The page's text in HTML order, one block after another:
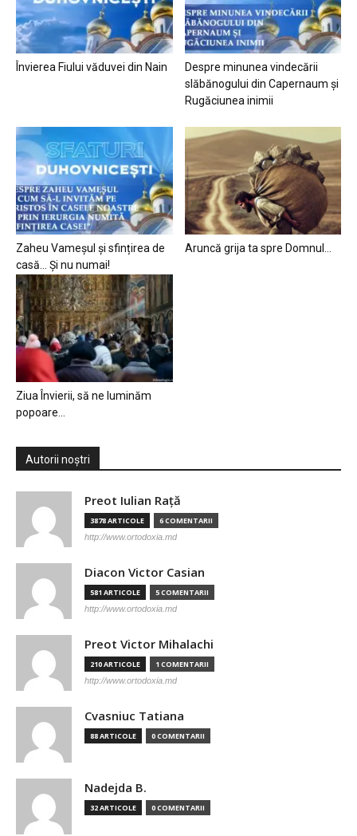
Învierea Fiului văduvei din Nain
Despre minunea vindecării
slăbănogului din Capernaum și
Rugăciunea inimii
Zaheu Vameșul și sfințirea de
casă… Și nu numai!
Aruncă grija ta spre Domnul…
Ziua Învierii, să ne luminăm
popoare…
Autorii noștri
Preot Iulian Raţă
3878 ARTICOLE 6 COMENTARII
http://www.ortodoxia.md
Diacon Victor Casian
581 ARTICOLE 5 COMENTARII
http://www.ortodoxia.md
Preot Victor Mihalachi
210 ARTICOLE 1 COMENTARII
http://www.ortodoxia.md
Cvasniuc Tatiana
88 ARTICOLE 0 COMENTARII
Nadejda B.
32 ARTICOLE 0 COMENTARII